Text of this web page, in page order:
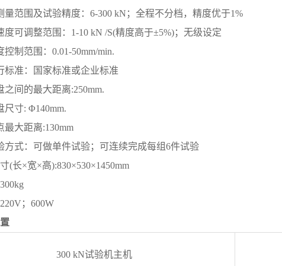
量范围及试验精度：6-300 kN；全程不分档，精度优于1%
度可调整范围：1-10 kN /S(精度高于±5%)；无级设定
控制范围：0.01-50mm/min.
标准：国家标准或企业标准
之间的最大距离:250mm.
尺寸: Φ140mm.
最大距离:130mm
方式：可做单件试验；可连续完成每组6件试验
(长×宽×高):830×530×1450mm
；600W
300 kN试验机主机